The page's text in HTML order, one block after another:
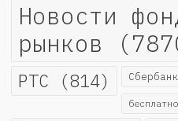
Новости
рынков
РТС (814) Сбербанк